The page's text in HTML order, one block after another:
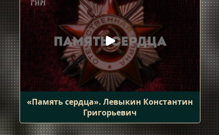
«Память сердца». Левыкин Константин
Григорьевич